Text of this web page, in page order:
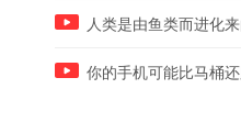
人类是由鱼类而进化来
你的手机可能比马桶